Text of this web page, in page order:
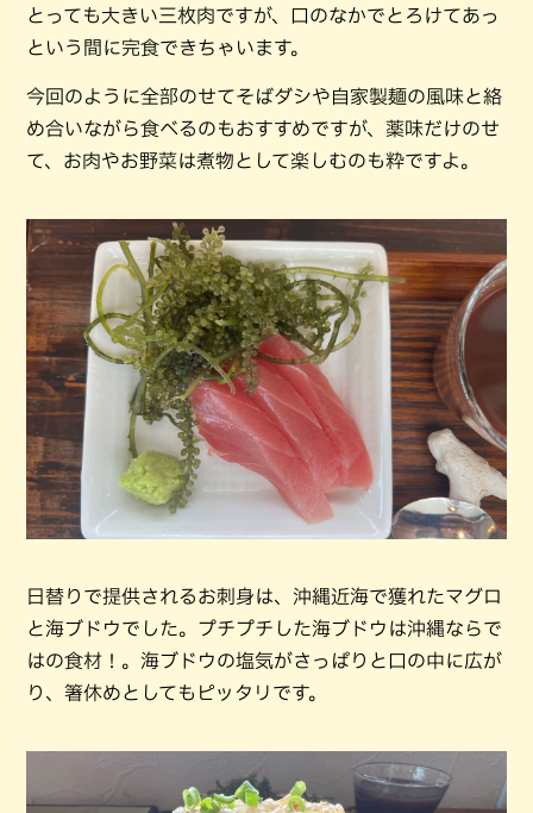
とっても大きい三枚肉ですが、口のなかでとろけてあっ
という間に完食できちゃいます。
今回のように全部のせてそばダシや自家製麺の風味と絡
め合いながら食べるのもおすすめですが、薬味だけのせ
て、お肉やお野菜は煮物として楽しむのも粋ですよ。
日替りで提供されるお刺身は、沖縄近海で獲れたマグロ
と海ブドウでした。プチプチした海ブドウは沖縄ならで
はの食材！。海ブドウの塩気がさっぱりと口の中に広が
り、箸休めとしてもピッタリです。